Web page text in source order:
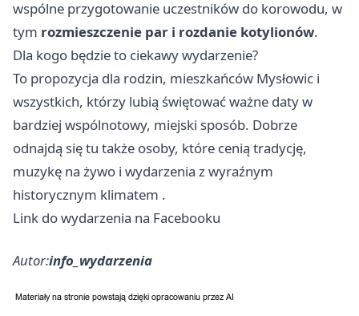
wspólne przygotowanie uczestników do korowodu, w
tym rozmieszczenie par i rozdanie kotylionów.
Dla kogo będzie to ciekawy wydarzenie?
To propozycja dla rodzin, mieszkańców Mysłowic i
wszystkich, którzy lubią świętować ważne daty w
bardziej wspólnotowy, miejski sposób. Dobrze
odnajdą się tu także osoby, które cenią tradycję,
muzykę na żywo i wydarzenia z wyraźnym
historycznym klimatem .
Link do wydarzenia na Facebooku
Autor:info_wydarzenia